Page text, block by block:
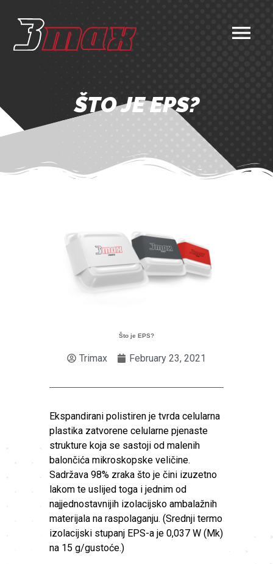
ŠTO JE EPS?
Što je EPS?
Trimax February 23, 2021
Ekspandirani polistiren je tvrda celularna
plastika zatvorene celularne pjenaste
strukture koja se sastoji od malenih
balončića mikroskopske veličine.
Sadržava 98% zraka što je čini izuzetno
lakom te uslijed toga i jednim od
najjednostavnijih izolacijsko ambalažnih
materijala na raspolaganju. (Srednji termo
izolacijski stupanj EPS-a je 0,037 W (Mk)
na 15 g/gustoće.)